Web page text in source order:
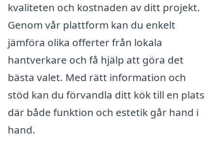
kvaliteten och kostnaden av ditt projekt.
Genom vår plattform kan du enkelt
jämföra olika offerter från lokala
hantverkare och få hjälp att göra det
bästa valet. Med rätt information och
stöd kan du förvandla ditt kök till en plats
där både funktion och estetik går hand i
hand.